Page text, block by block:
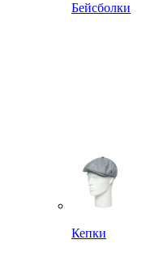
Бейсболки
Кепки